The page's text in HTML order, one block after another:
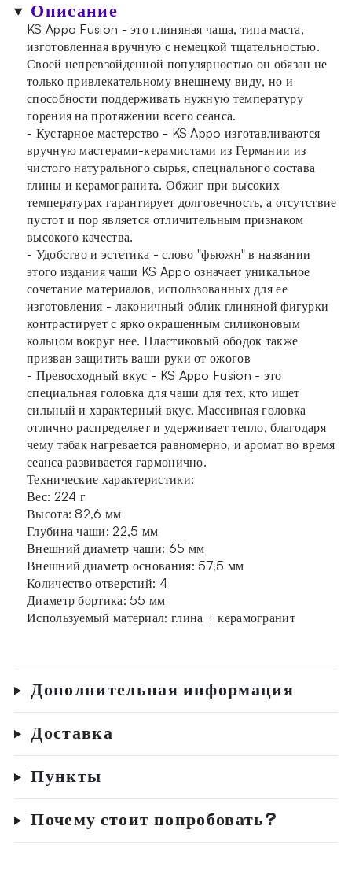
Описание
KS Appo Fusion - это глиняная чаша, типа маста,
изготовленная вручную с немецкой тщательностью.
Своей непревзойденной популярностью он обязан не
только привлекательному внешнему виду, но и
способности поддерживать нужную температуру
горения на протяжении всего сеанса.
- Кустарное мастерство - KS Appo изготавливаются
вручную мастерами-керамистами из Германии из
чистого натурального сырья, специального состава
глины и керамогранита. Обжиг при высоких
температурах гарантирует долговечность, а отсутствие
пустот и пор является отличительным признаком
высокого качества.
- Удобство и эстетика - слово "фьюжн" в названии
этого издания чаши KS Appo означает уникальное
сочетание материалов, использованных для ее
изготовления - лаконичный облик глиняной фигурки
контрастирует с ярко окрашенным силиконовым
кольцом вокруг нее. Пластиковый ободок также
призван защитить ваши руки от ожогов
- Превосходный вкус - KS Appo Fusion - это
специальная головка для чаши для тех, кто ищет
сильный и характерный вкус. Массивная головка
отлично распределяет и удерживает тепло, благодаря
чему табак нагревается равномерно, и аромат во время
сеанса развивается гармонично.
Технические характеристики:
Вес: 224 г
Высота: 82,6 мм
Глубина чаши: 22,5 мм
Внешний диаметр чаши: 65 мм
Внешний диаметр основания: 57,5 мм
Количество отверстий: 4
Диаметр бортика: 55 мм
Используемый материал: глина + керамогранит
Дополнительная информация
Доставка
Пункты
Почему стоит попробовать?